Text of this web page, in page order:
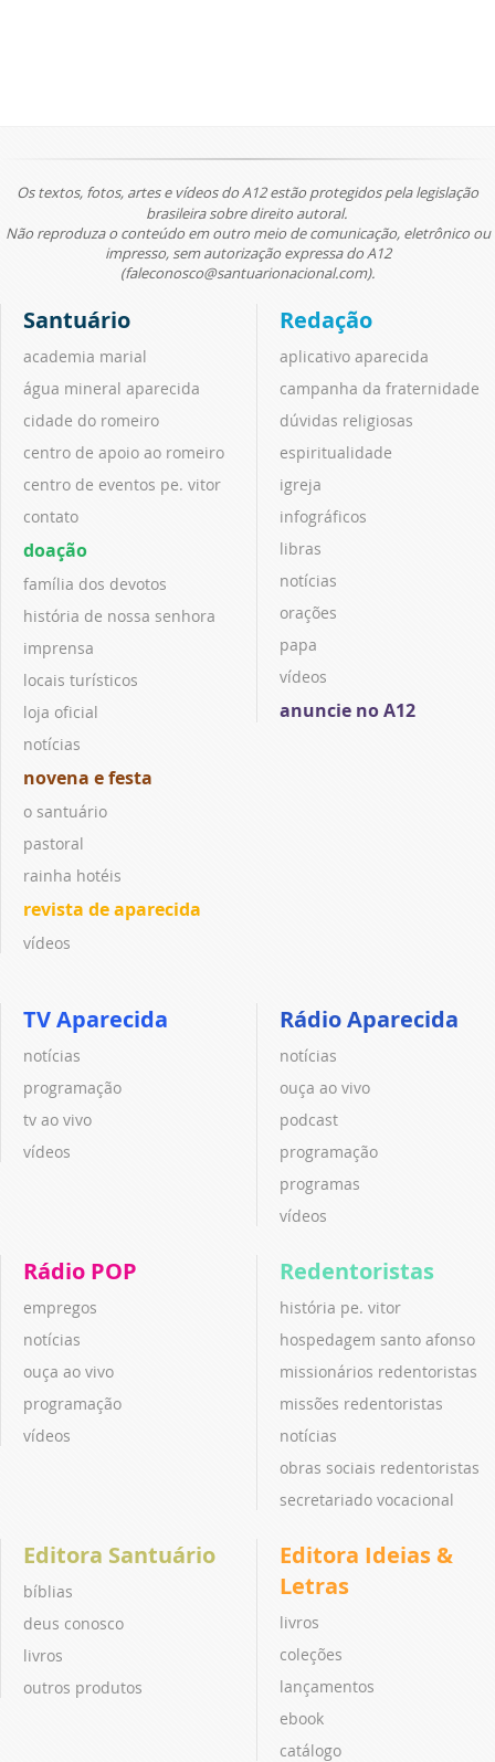
Os textos, fotos, artes e vídeos do A12 estão protegidos pela legislação
brasileira sobre direito autoral.
Não reproduza o conteúdo em outro meio de comunicação, eletrônico ou
impresso, sem autorização expressa do A12
(faleconosco@santuarionacional.com).
Santuário
academia marial
água mineral aparecida
cidade do romeiro
centro de apoio ao romeiro
centro de eventos pe. vitor
contato
doação
família dos devotos
história de nossa senhora
imprensa
locais turísticos
loja oficial
notícias
novena e festa
o santuário
pastoral
rainha hotéis
revista de aparecida
vídeos
Redação
aplicativo aparecida
campanha da fraternidade
dúvidas religiosas
espiritualidade
igreja
infográficos
libras
notícias
orações
papa
vídeos
anuncie no A12
TV Aparecida
notícias
programação
tv ao vivo
vídeos
Rádio Aparecida
notícias
ouça ao vivo
podcast
programação
programas
vídeos
Rádio POP
empregos
notícias
ouça ao vivo
programação
vídeos
Redentoristas
história pe. vitor
hospedagem santo afonso
missionários redentoristas
missões redentoristas
notícias
obras sociais redentoristas
secretariado vocacional
Editora Santuário
bíblias
deus conosco
livros
outros produtos
Editora Ideias &
Letras
livros
coleções
lançamentos
ebook
catálogo